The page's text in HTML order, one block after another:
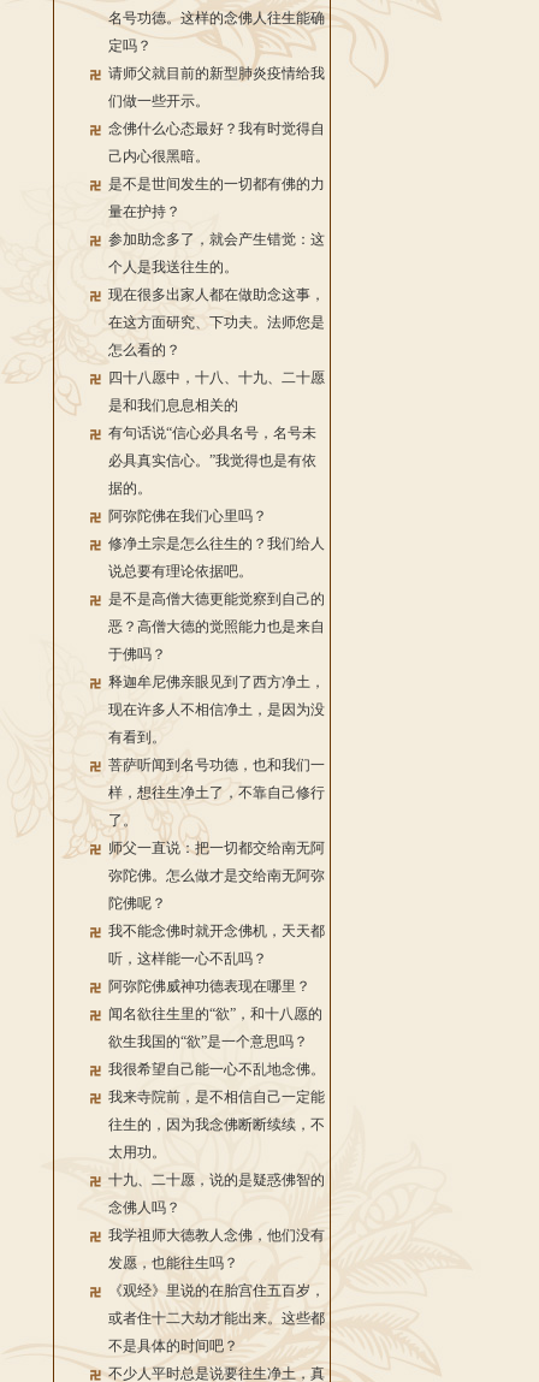
名号功德。这样的念佛人往生能确
定吗？
请师父就目前的新型肺炎疫情给我
们做一些开示。
念佛什么心态最好？我有时觉得自
己内心很黑暗。
是不是世间发生的一切都有佛的力
量在护持？
参加助念多了，就会产生错觉：这
个人是我送往生的。
现在很多出家人都在做助念这事，
在这方面研究、下功夫。法师您是
怎么看的？
四十八愿中，十八、十九、二十愿
是和我们息息相关的
有句话说“信心必具名号，名号未
必具真实信心。”我觉得也是有依
据的。
阿弥陀佛在我们心里吗？
修净土宗是怎么往生的？我们给人
说总要有理论依据吧。
是不是高僧大德更能觉察到自己的
恶？高僧大德的觉照能力也是来自
于佛吗？
释迦牟尼佛亲眼见到了西方净土，
现在许多人不相信净土，是因为没
有看到。
菩萨听闻到名号功德，也和我们一
样，想往生净土了，不靠自己修行
了。
师父一直说：把一切都交给南无阿
弥陀佛。怎么做才是交给南无阿弥
陀佛呢？
我不能念佛时就开念佛机，天天都
听，这样能一心不乱吗？
阿弥陀佛威神功德表现在哪里？
闻名欲往生里的“欲”，和十八愿的
欲生我国的“欲”是一个意思吗？
我很希望自己能一心不乱地念佛。
我来寺院前，是不相信自己一定能
往生的，因为我念佛断断续续，不
太用功。
十九、二十愿，说的是疑惑佛智的
念佛人吗？
我学祖师大德教人念佛，他们没有
发愿，也能往生吗？
《观经》里说的在胎宫住五百岁，
或者住十二大劫才能出来。这些都
不是具体的时间吧？
不少人平时总是说要往生净土，真